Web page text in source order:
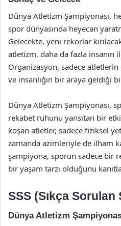
Dünya Atletizm Şampiyonası,
spor dünyasında heyecan
Gelecekte, yeni rekorlar
atletizm, daha da fazla insanın
Organizasyon, sadece
ve insanlığın bir araya geldiği
Dünya Atletizm Şampiyonası,
rekabet ruhunu yansıtan bir
koşan atletler, sadece fiziksel
zamanda azimleriyle de ilham
şampiyona, sporun sadece bir
bir yaşam tarzı olduğunu
SSS (Sıkça Sorulan
Dünya Atletizm